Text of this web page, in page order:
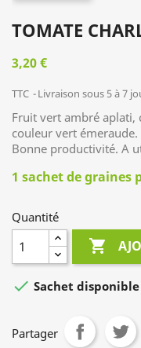
TOMATE
3,20 €
TTC Livraison sous 5 à 7
Fruit vert ambré aplati,
couleur vert
Bonne productivité. A
1 sachet de graines
Quantité

 Sachet disponible
Partager